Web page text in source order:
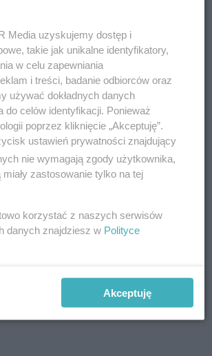
O ekspansji
markety
Media uzyskujemy dostęp i
takie jak unikalne identyfikatory,
w celu zapewniania
i treści, badanie odbiorców oraz
używać dokładnych danych
celów identyfikacji. Ponieważ
poprzez kliknięcie „Akceptuję”.
ustawień prywatności znajdujący
nie wymagają zgody użytkownika,
zastosowanie tylko na tej
korzystać z naszych serwisów
danych znajdziesz w Polityce
Akceptuję